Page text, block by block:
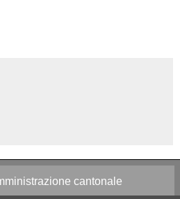
cantonale